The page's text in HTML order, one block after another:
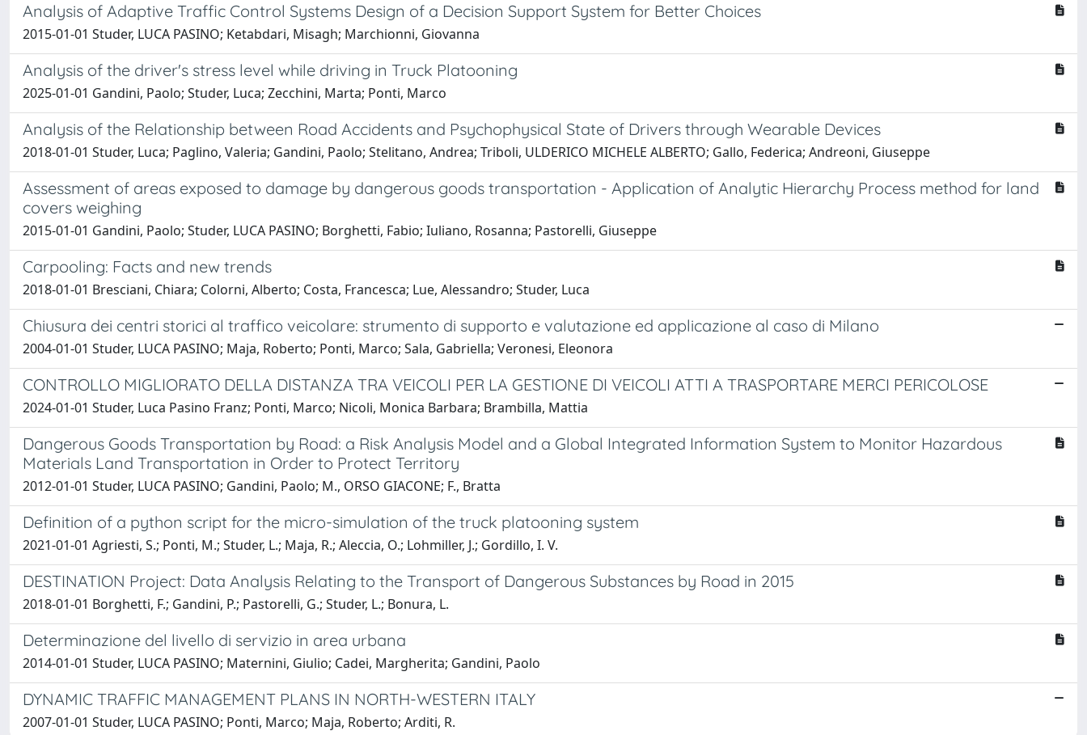
Analysis of Adaptive Traffic Control Systems Design of a Decision Support System for Better Choices
2015-01-01 Studer, LUCA PASINO; Ketabdari, Misagh; Marchionni, Giovanna
Analysis of the driver's stress level while driving in Truck Platooning
2025-01-01 Gandini, Paolo; Studer, Luca; Zecchini, Marta; Ponti, Marco
Analysis of the Relationship between Road Accidents and Psychophysical State of Drivers through Wearable Devices
2018-01-01 Studer, Luca; Paglino, Valeria; Gandini, Paolo; Stelitano, Andrea; Triboli, ULDERICO MICHELE ALBERTO; Gallo, Federica; Andreoni, Giuseppe
Assessment of areas exposed to damage by dangerous goods transportation - Application of Analytic Hierarchy Process method for land
covers weighing
2015-01-01 Gandini, Paolo; Studer, LUCA PASINO; Borghetti, Fabio; Iuliano, Rosanna; Pastorelli, Giuseppe
Carpooling: Facts and new trends
2018-01-01 Bresciani, Chiara; Colorni, Alberto; Costa, Francesca; Lue, Alessandro; Studer, Luca
Chiusura dei centri storici al traffico veicolare: strumento di supporto e valutazione ed applicazione al caso di Milano
2004-01-01 Studer, LUCA PASINO; Maja, Roberto; Ponti, Marco; Sala, Gabriella; Veronesi, Eleonora
CONTROLLO MIGLIORATO DELLA DISTANZA TRA VEICOLI PER LA GESTIONE DI VEICOLI ATTI A TRASPORTARE MERCI PERICOLOSE
2024-01-01 Studer, Luca Pasino Franz; Ponti, Marco; Nicoli, Monica Barbara; Brambilla, Mattia
Dangerous Goods Transportation by Road: a Risk Analysis Model and a Global Integrated Information System to Monitor Hazardous
Materials Land Transportation in Order to Protect Territory
2012-01-01 Studer, LUCA PASINO; Gandini, Paolo; M., ORSO GIACONE; F., Bratta
Definition of a python script for the micro-simulation of the truck platooning system
2021-01-01 Agriesti, S.; Ponti, M.; Studer, L.; Maja, R.; Aleccia, O.; Lohmiller, J.; Gordillo, I. V.
DESTINATION Project: Data Analysis Relating to the Transport of Dangerous Substances by Road in 2015
2018-01-01 Borghetti, F.; Gandini, P.; Pastorelli, G.; Studer, L.; Bonura, L.
Determinazione del livello di servizio in area urbana
2014-01-01 Studer, LUCA PASINO; Maternini, Giulio; Cadei, Margherita; Gandini, Paolo
DYNAMIC TRAFFIC MANAGEMENT PLANS IN NORTH-WESTERN ITALY
2007-01-01 Studer, LUCA PASINO; Ponti, Marco; Maja, Roberto; Arditi, R.